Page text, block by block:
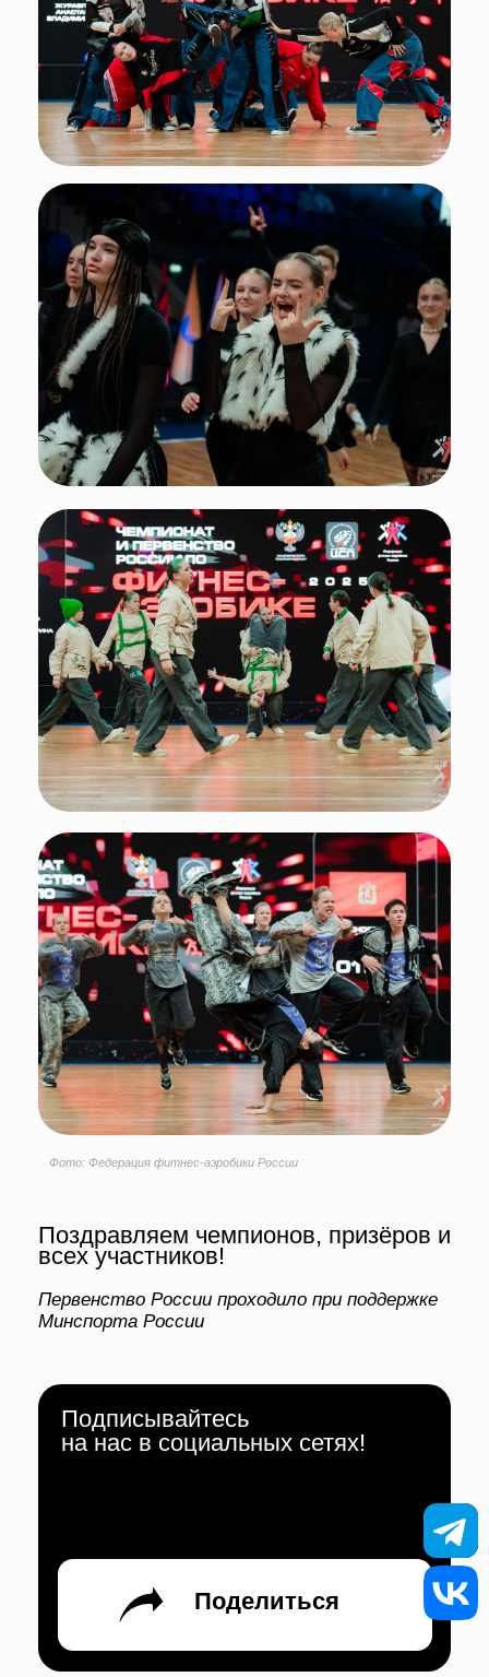
Фото: Федерация фитнес-аэробики России
Поздравляем чемпионов, призёров и
всех участников!
Первенство России проходило при поддержке
Минспорта России
Поделиться
Подписывайтесь
на нас в социальных сетях!